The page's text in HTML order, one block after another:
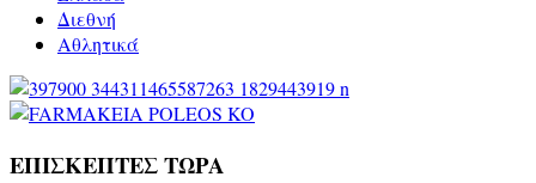
Διεθνή
Αθλητικά
ΕΠΙΣΚΕΠΤΕΣ ΤΩΡΑ